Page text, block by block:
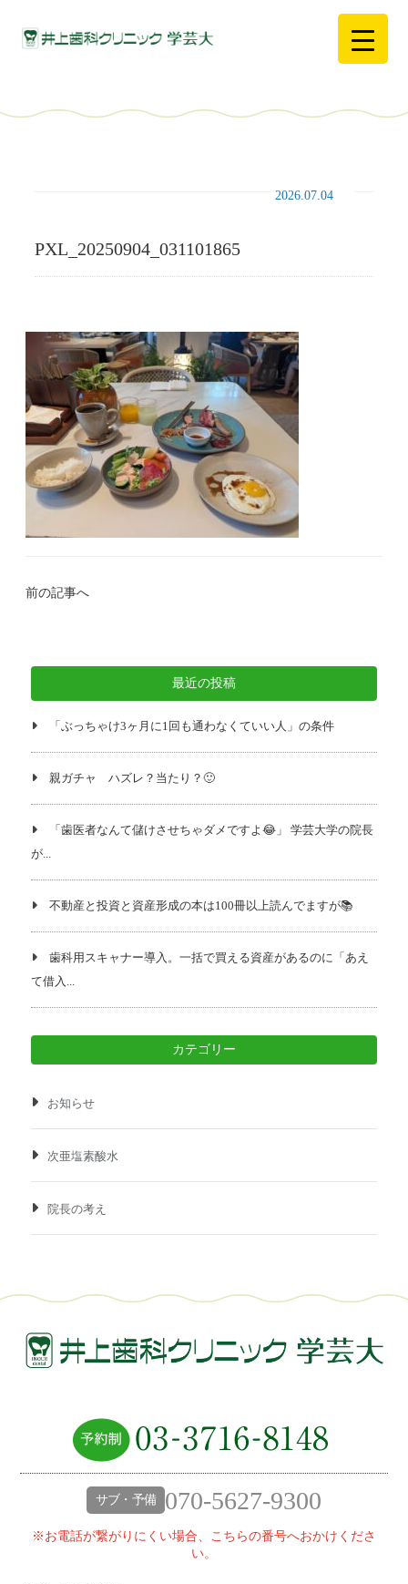
2026.07.04
PXL_20250904_031101865
前の記事へ
最近の投稿
「ぶっちゃけ3ヶ月に1回も通わなくていい人」の条件
親ガチャ ハズレ？当たり？🙂
「歯医者なんて儲けさせちゃダメですよ😂」 学芸大学の院長
が...
不動産と投資と資産形成の本は100冊以上読んでますが📚️
歯科用スキャナー導入。一括で買える資産があるのに「あえ
て借入...
カテゴリー
お知らせ
次亜塩素酸水
院長の考え
サブ・予備 070-5627-9300
※お電話が繋がりにくい場合、こちらの番号へおかけくださ
い。